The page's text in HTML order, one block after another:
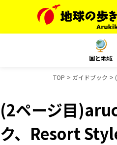
国と地域
TOP ガイドブック
(2ページ目
ク、Resort